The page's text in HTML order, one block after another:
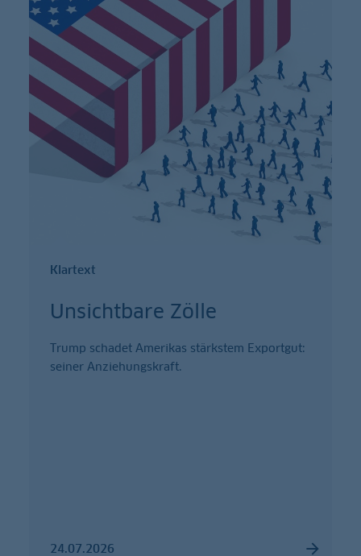
Klartext
Unsichtbare Zölle
Trump schadet Amerikas stärkstem Exportgut:
seiner Anziehungskraft.
24.07.2026